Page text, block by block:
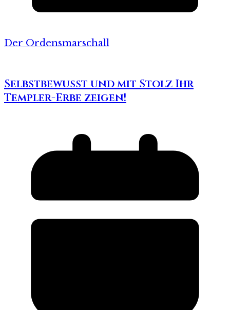
Der Ordensmarschall
Selbstbewusst und mit Stolz Ihr
Templer-Erbe zeigen!